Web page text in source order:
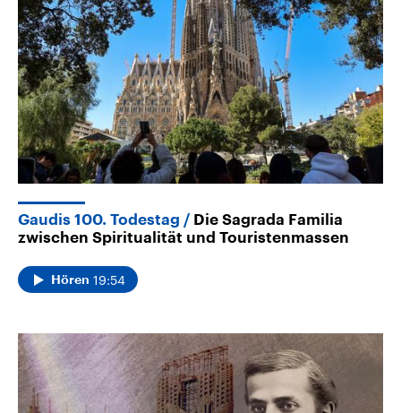
Gaudis 100. Todestag
Die Sagrada Familia
zwischen Spiritualität und Touristenmassen
Hören 19:54